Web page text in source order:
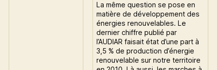
La même question se pose en
matière de développement des
énergies renouvelables. Le
dernier chiffre publié par
l’AUDIAR faisait état d’une part à
3,5 % de production d’énergie
renouvelable sur notre territoire